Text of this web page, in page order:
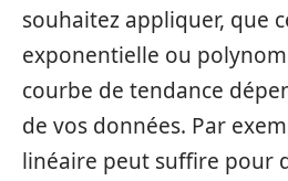
souhaitez appliquer, que
exponentielle ou
courbe de tendance
de vos données. Par
linéaire peut suffire pour